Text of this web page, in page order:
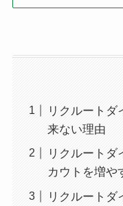
リクルート
来ない理由
リクルートダ
カウトを増や
リクルートダ